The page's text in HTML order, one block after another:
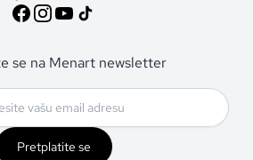
se na Menart newsletter
Pretplatite se